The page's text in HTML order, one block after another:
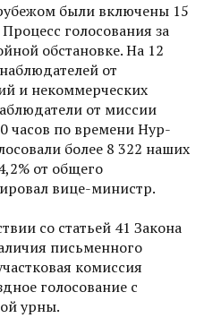
были включены 15
голосования за
обстановке. На 12
от
и некоммерческих
от миссии
часов по времени Нур-
более 8 322 наших
от общего
вице-министр.
со статьей 41 Закона
письменного
комиссия
голосование с
урны.